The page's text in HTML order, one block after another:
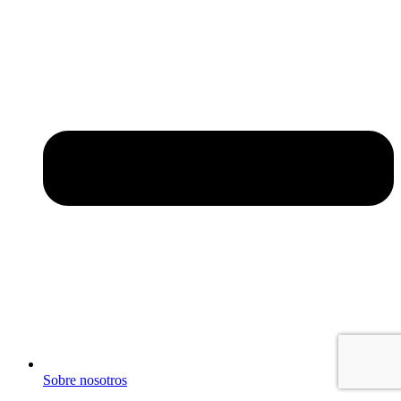
Sobre nosotros